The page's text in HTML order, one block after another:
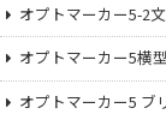
オプトマーカー5-2
オプトマーカー5横型
オプトマーカー5 ブ